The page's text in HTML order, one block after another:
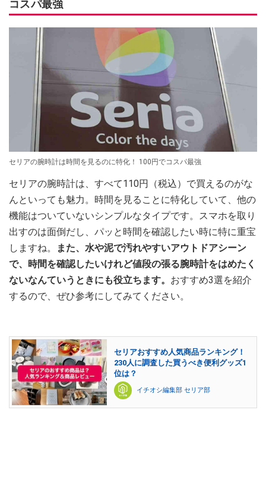
コスパ最強
セリアの腕時計は時間を見るのに特化！ 100円でコスパ最強
セリアの腕時計は、すべて110円（税込）で買えるのがな
んといっても魅力。時間を見ることに特化していて、他の
機能はついていないシンプルなタイプです。スマホを取り
出すのは面倒だし、パッと時間を確認したい時に特に重宝
しますね。
また、水や泥で汚れやすいアウトドアシーン
で、時間を確認したいけれど値段の張る腕時計をはめたく
ないなんていうときにも役立ちます。 おすすめ3選を紹介
するので、ぜひ参考にしてみてください。
セリアおすすめ人気商品ランキング！
230人に調査した買うべき便利グッズ1
位は？
イチオシ編集部 セリア部